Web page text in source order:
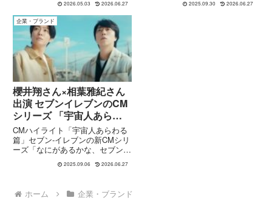
キャンペーンの一環として展開さ
れている作品です。本シリーズで
は、櫻井翔さん・相葉雅紀さんが
演じる宇宙人アルバイトと、...
2026.05.03 2026.06.27
式で、未来に迷う人々に寄り添う
2025.09.30 2026.06.27
企業・ブランド
櫻井翔さん×相葉雅紀さん
出演 セブンイレブンのCM
シリーズ 「宇宙人あらわ
る篇」
CMハイライト「宇宙人あらわる
篇」セブン-イレブンの新CMシリ
ーズ「なにがあるかな、セブン-
イレブン。」より、「宇宙人あら
わる篇」と「宇宙人もびっくり
めました！放映開始日：2025年9
月3日（水）、全国（一部地...
2025.09.06 2026.06.27
ホーム 企業・ブランド